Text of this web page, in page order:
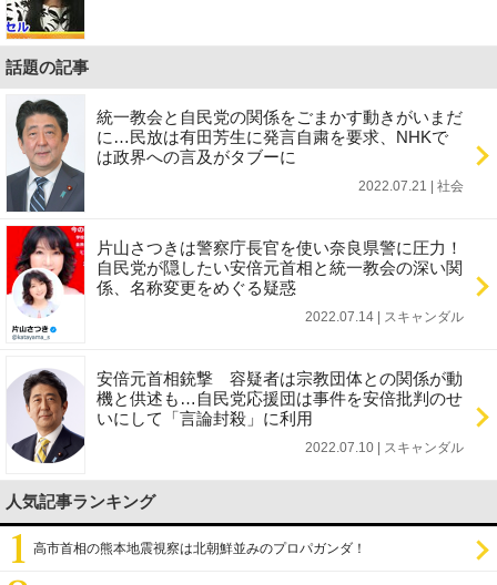
話題の記事
統一教会と自民党の関係をごまかす動きがいまだ
に…民放は有田芳生に発言自粛を要求、NHKで
は政界への言及がタブーに
2022.07.21 | 社会
片山さつきは警察庁長官を使い奈良県警に圧力！
自民党が隠したい安倍元首相と統一教会の深い関
係、名称変更をめぐる疑惑
2022.07.14 | スキャンダル
安倍元首相銃撃 容疑者は宗教団体との関係が動
機と供述も…自民党応援団は事件を安倍批判のせ
いにして「言論封殺」に利用
2022.07.10 | スキャンダル
人気記事ランキング
高市首相の熊本地震視察は北朝鮮並みのプロパガンダ！